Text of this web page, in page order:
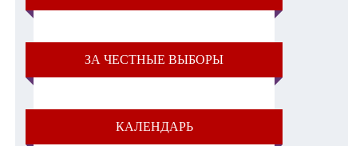
ЗА ЧЕСТНЫЕ ВЫБОРЫ
КАЛЕНДАРЬ